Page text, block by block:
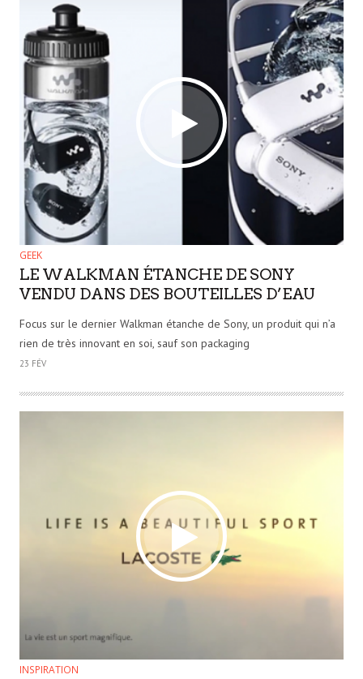
GEEK
LE WALKMAN ÉTANCHE DE SONY
VENDU DANS DES BOUTEILLES D’EAU
Focus sur le dernier Walkman étanche de Sony, un produit qui n’a
rien de très innovant en soi, sauf son packaging
23 FÉV
INSPIRATION